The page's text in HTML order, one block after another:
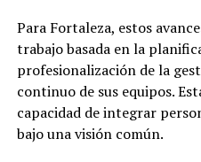
Para Fortaleza, estos
trabajo basada en la
profesionalización de la
continuo de sus equipos.
capacidad de integrar
bajo una visión común.